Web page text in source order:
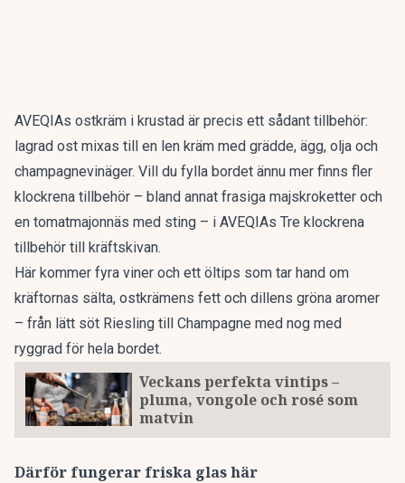
AVEQIAs ostkräm i krustad är precis ett sådant tillbehör:
lagrad ost mixas till en len kräm med grädde, ägg, olja och
champagnevinäger. Vill du fylla bordet ännu mer finns fler
klockrena tillbehör – bland annat frasiga majskroketter och
en tomatmajonnäs med sting – i AVEQIAs Tre klockrena
tillbehör till kräftskivan.
Här kommer fyra viner och ett öltips som tar hand om
kräftornas sälta, ostkrämens fett och dillens gröna aromer
– från lätt söt Riesling till Champagne med nog med
ryggrad för hela bordet.
Veckans perfekta vintips –
pluma, vongole och rosé som
matvin
Därför fungerar friska glas här